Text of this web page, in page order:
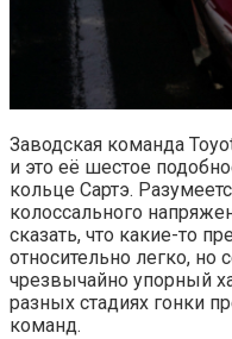
Заводская команда
и это её шестое
кольце Сартэ.
колоссального
сказать, что какие-то
относительно легко, но
чрезвычайно упорный
разных стадиях гонки
команд.